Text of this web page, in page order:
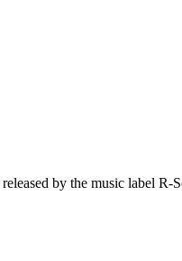
by the music label